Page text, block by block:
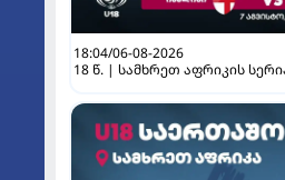
18:04/06-08-2026
18 წ. | სამხრეთ აფრიკის